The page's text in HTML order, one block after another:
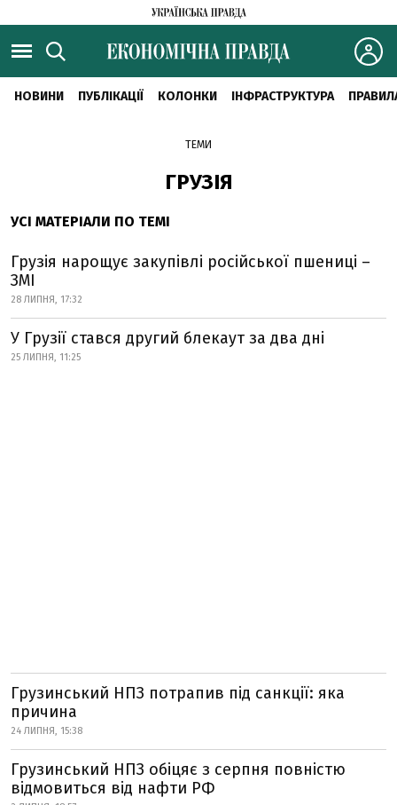
НОВИНИ ПУБЛІКАЦІЇ КОЛОНКИ ІНФРАСТРУКТУРА
ТЕМИ
ГРУЗІЯ
УСІ МАТЕРІАЛИ ПО ТЕМІ
Грузія нарощує закупівлі російської пшениці –
ЗМІ
28 ЛИПНЯ, 17:32
У Грузії стався другий блекаут за два дні
25 ЛИПНЯ, 11:25
Грузинський НПЗ потрапив під санкції: яка
причина
24 ЛИПНЯ, 15:38
Грузинський НПЗ обіцяє з серпня повністю
відмовиться від нафти РФ